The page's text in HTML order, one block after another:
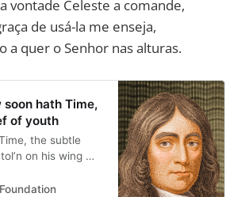
vontade Celeste a comande,
de usá-la me enseja,
a quer o Senhor nas alturas.
soon hath Time,
of youth
the subtle
on his wing my
with full career,